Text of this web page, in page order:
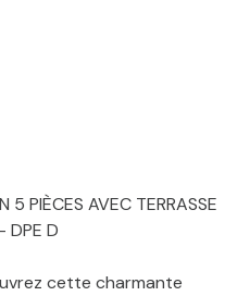
5 PIÈCES AVEC TERRASSE
DPE D
cette charmante